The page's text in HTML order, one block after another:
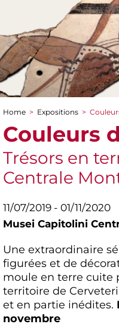
You are here
Home > Expositions >
Couleurs
Trésors en
Centrale
11/07/2019 - 01/11/2020
Musei Capitolini
Une extraordinaire
figurées et de
moule en terre cuite
territoire de
et en partie inédites.
novembre